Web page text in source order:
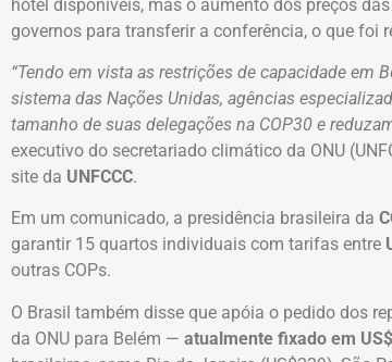
hotel disponíveis, mas o aumento dos preços
governos para transferir a conferência, o que foi
“Tendo em vista as restrições de capacidade em
sistema das Nações Unidas, agências
tamanho de suas delegações na COP30 e
executivo do secretariado climático da ONU
site da UNFCCC.
Em um comunicado, a presidência brasileira da
garantir 15 quartos individuais com tarifas entre
outras COPs.
O Brasil também disse que apóia o pedido dos
da ONU para Belém — atualmente fixado em